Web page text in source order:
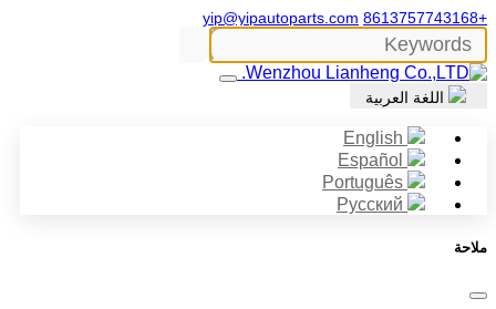
+8613757743168
yip@yipautoparts.com
اللغة العربية
ملاحة